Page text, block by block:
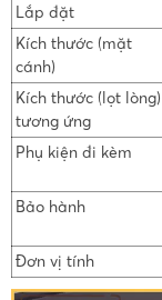
Lắp đặt
Kích thước (mặt
cánh)
Kích thước (lọt lòng)
tương ứng
Phụ kiện đi kèm
Bảo hành
Đơn vị tính